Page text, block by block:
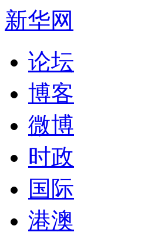
新华网
论坛
博客
微博
时政
国际
港澳